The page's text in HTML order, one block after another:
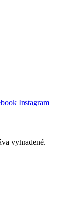
Instagram
vyhradené.